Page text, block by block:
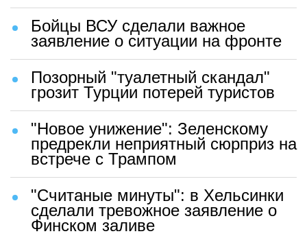
Бойцы ВСУ сделали важное
заявление о ситуации на фронте
Позорный "туалетный скандал"
грозит Турции потерей туристов
"Новое унижение": Зеленскому
предрекли неприятный сюрприз на
встрече с Трампом
"Считаные минуты": в Хельсинки
сделали тревожное заявление о
Финском заливе